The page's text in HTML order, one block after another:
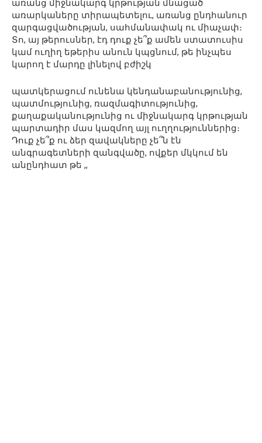
առանց միջնակարգ կրթության մնացած
առարկաները տիրապետելու, առանց ընդհանուր
զարգացվածության, սահմանափակ ու միաչափ։
Տո, այ թերուսներ, էդ դուք չե՞ք ամեն ստատուսիս
կամ ուղիղ եթերիս անուն կպցնում, թե ինչպես
կարող է մարդը լինելով բժիշկ
պատկերացում ունենա կենդանաբանությունից,
պատմությունից, ռազմագիտությունից,
քաղաքականությունից ու միջնակարգ կրթության
պարտադիր մաս կազմող այլ ուղղություններից։
Դուք չե՞ք ու ձեր զավակները չե՞ն էն
անգրագետների զանգվածը, ովքեր մկկում են
անընդհատ թե ,,